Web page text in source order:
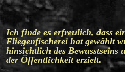
Ich finde es erfreulich, dass
Fliegenfischerei hat gewählt
hinsichtlich des Bewusstseins
der Öffentlichkeit erzielt.